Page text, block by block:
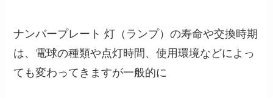
ナンバープレート 灯（ランプ）の寿命や交換時期
は、電球の種類や点灯時間、使用環境などによっ
ても変わってきますが一般的に